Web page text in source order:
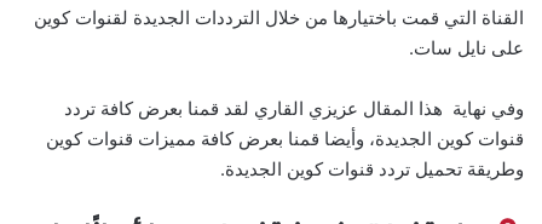
القناة التي قمت باختيارها من خلال الترددات الجديدة لقنوات كوين
على نايل سات.
وفي نهاية هذا المقال عزيزي القاري لقد قمنا بعرض كافة تردد
قنوات كوين الجديدة، وأيضا قمنا بعرض كافة مميزات قنوات كوين
وطريقة تحميل تردد قنوات كوين الجديدة.